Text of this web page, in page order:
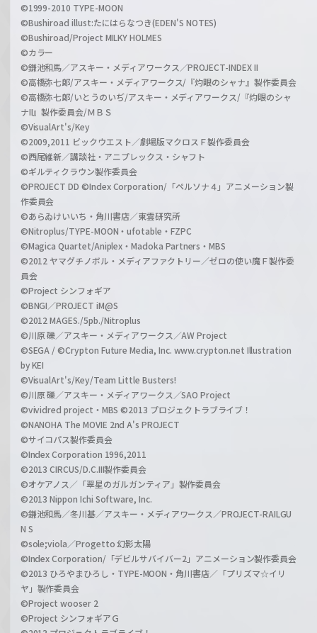
©1999-2010 TYPE-MOON
©Bushiroad illust:たにはらなつき(EDEN'S NOTES)
©Bushiroad/Project MILKY HOLMES
©カラー
©鎌池和馬／アスキー・メディアワークス／PROJECT-INDEX II
©高橋弥七郎/アスキー・メディアワークス/『灼眼のシャナ』製作委員会
©高橋弥七郎/いとうのいぢ/アスキー・メディアワークス/『灼眼のシャ
ナII』製作委員会/ＭＢＳ
©VisualArt's/Key
©2009,2011 ビックウエスト／劇場版マクロスＦ製作委員会
©西尾維新／講談社・アニプレックス・シャフト
©ギルティクラウン製作委員会
©PROJECT DD ©Index Corporation/「ペルソナ４」アニメーション製
作委員会
©あらゐけいいち・角川書店／東雲研究所
©Nitroplus/TYPE-MOON・ufotable・FZPC
©Magica Quartet/Aniplex・Madoka Partners・MBS
©2012 ヤマグチノボル・メディアファクトリー／ゼロの使い魔Ｆ製作委
員会
©Project シンフォギア
©BNGI／PROJECT iM@S
©2012 MAGES./5pb./Nitroplus
©川原 礫／アスキー・メディアワークス／AW Project
©SEGA / ©Crypton Future Media, Inc. www.crypton.net Illustration
by KEI
©VisualArt's/Key/Team Little Busters!
©川原 礫／アスキー・メディアワークス／SAO Project
©vividred project・MBS ©2013 プロジェクトラブライブ！
©NANOHA The MOVIE 2nd A's PROJECT
©サイコパス製作委員会
©Index Corporation 1996,2011
©2013 CIRCUS/D.C.III製作委員会
©オケアノス／「翠星のガルガンティア」製作委員会
©2013 Nippon Ichi Software, Inc.
©鎌池和馬／冬川基／アスキー・メディアワークス／PROJECT-RAILGU
N S
©sole;viola／Progetto 幻影太陽
©Index Corporation/「デビルサバイバー2」アニメーション製作委員会
©2013 ひろやまひろし・TYPE-MOON・角川書店／「プリズマ☆イリ
ヤ」製作委員会
©Project wooser 2
©Project シンフォギアＧ